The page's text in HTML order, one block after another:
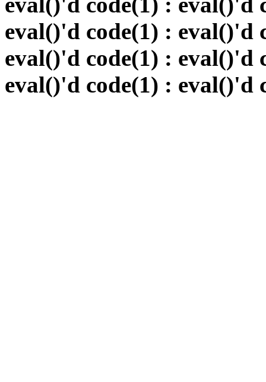
eval()'d code(1) : eval()'d
eval()'d code(1) : eval()'d
eval()'d code(1) : eval()'d